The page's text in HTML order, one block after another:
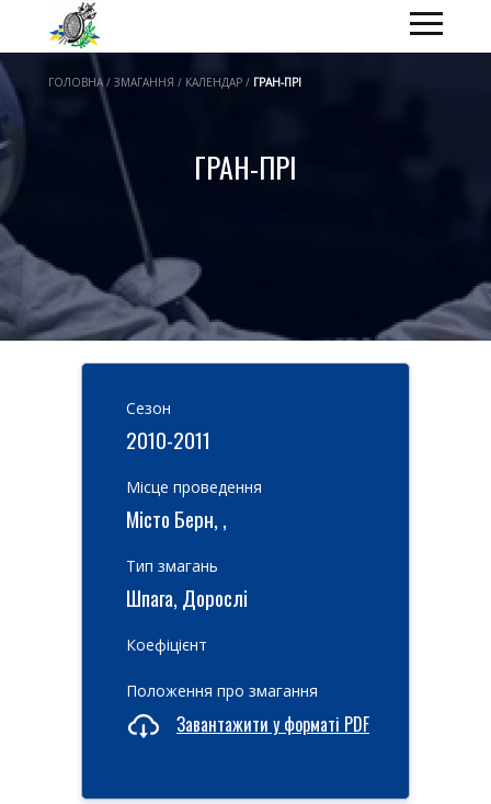
ГОЛОВНА / ЗМАГАННЯ / КАЛЕНДАР / ГРАН-ПРІ
ГРАН-ПРІ
Cезон
2010-2011
Місце проведення
Місто Берн, ,
Тип змагань
Шпага, Дорослі
Коефіцієнт
Положення про змагання
Завантажити у форматі PDF